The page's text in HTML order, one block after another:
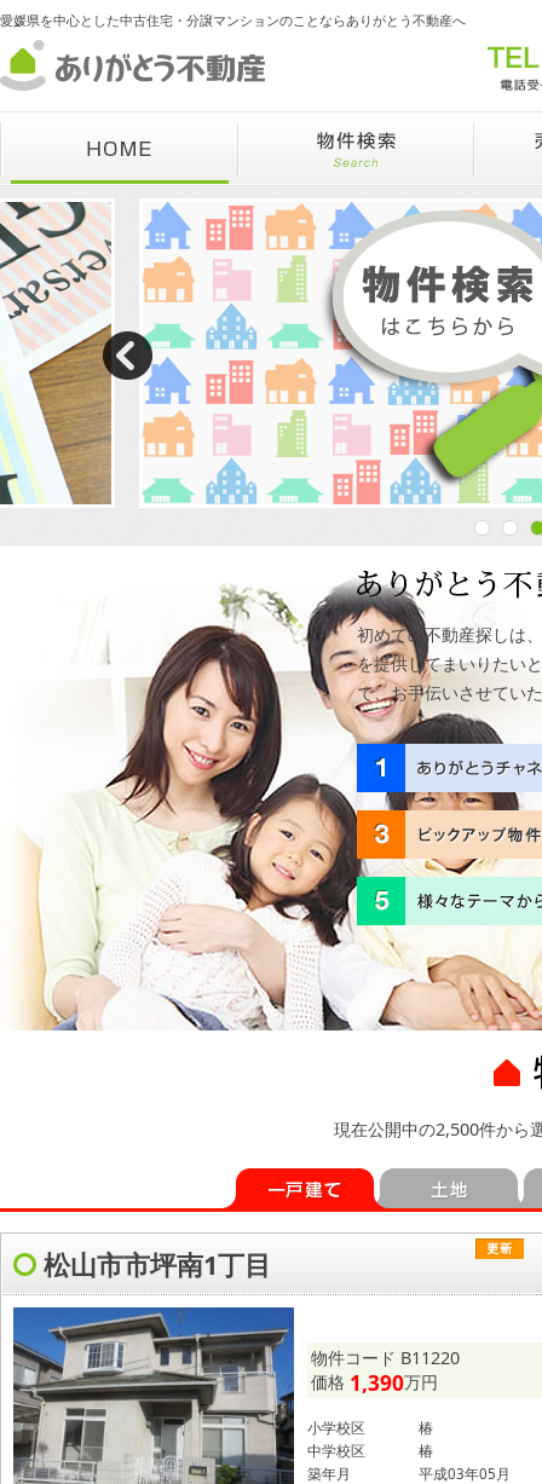
愛媛県を中心とした中古住宅・分譲マンションのことならありがとう不動産へ
f
初めての不動産探しは
を提供してまいりたい
で、お手伝いさせてい
現在公開中の2,500件から
松山市市坪南1丁目
物件コード B11220
価格 1,390万円
小学校区
椿
中学校区
椿
築年月
平成03年05月